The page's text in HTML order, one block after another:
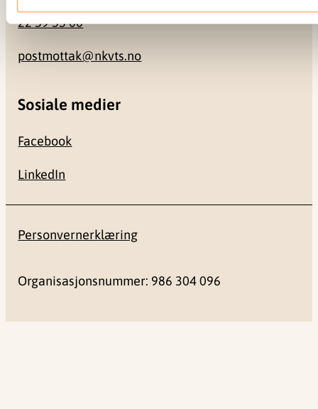
22 59 55 00
postmottak@nkvts.no
Sosiale medier
Facebook
LinkedIn
Personvernerklæring
Organisasjonsnummer: 986 304 096